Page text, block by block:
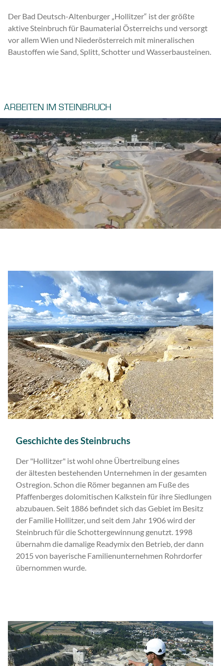
Der Bad Deutsch-Altenburger „Hollitzer“ ist der größte
aktive Steinbruch für Baumaterial Österreichs und versorgt
vor allem Wien und Niederösterreich mit mineralischen
Baustoffen wie Sand, Splitt, Schotter und Wasserbausteinen.
ARBEITEN IM STEINBRUCH
Geschichte des Steinbruchs
Der "Hollitzer" ist wohl ohne Übertreibung eines
der ältesten bestehenden Unternehmen in der gesamten
Ostregion. Schon die Römer begannen am Fuße des
Pfaffenberges dolomitischen Kalkstein für ihre Siedlungen
abzubauen. Seit 1886 befindet sich das Gebiet im Besitz
der Familie Hollitzer, und seit dem Jahr 1906 wird der
Steinbruch für die Schottergewinnung genutzt. 1998
übernahm die damalige Readymix den Betrieb, der dann
2015 von bayerische Familienunternehmen Rohrdorfer
übernommen wurde.